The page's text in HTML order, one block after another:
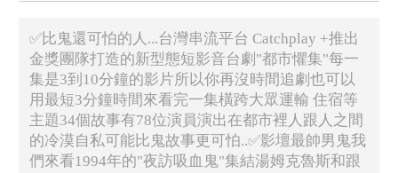
✅比鬼還可怕的人...台灣串流平台 Catchplay +推出
金獎團隊打造的新型態短影音台劇"都市懼集"每一
集是3到10分鐘的影片所以你再沒時間追劇也可以
用最短3分鐘時間來看完一集橫跨大眾運輸 住宿等
主題34個故事有78位演員演出在都市裡人跟人之間
的冷漠自私可能比鬼故事更可怕..✅影壇最帥男鬼我
們來看1994年的"夜訪吸血鬼"集結湯姆克魯斯和跟